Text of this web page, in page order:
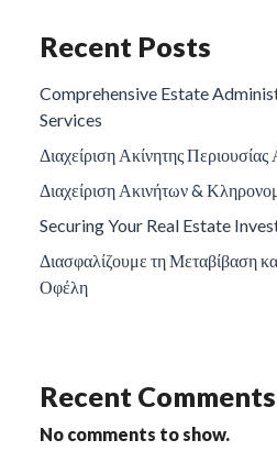
Recent Posts
Comprehensive Estate
Services
Διαχείριση Ακίνητης
Διαχείριση Ακινήτων &
Securing Your Real Estate
Διασφαλίζουμε τη Μεταβίβαση
Οφέλη
Recent Comments
No comments to show.